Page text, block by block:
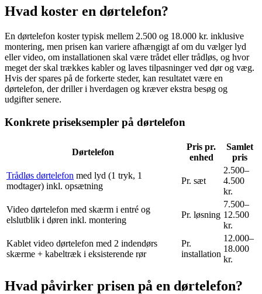
Hvad koster en dørtelefon?
En dørtelefon koster typisk mellem 2.500 og 18.000 kr. inklusive
montering, men prisen kan variere afhængigt af om du vælger lyd
eller video, om installationen skal være trådet eller trådløs, og hvor
meget der skal trækkes kabler og laves tilpasninger ved dør og væg.
Hvis der spares på de forkerte steder, kan resultatet være en
dørtelefon, der driller i hverdagen og kræver ekstra besøg og
udgifter senere.
Konkrete priseksempler på dørtelefon
Dørtelefon
Pris pr.
enhed
Samlet
pris
Trådløs dørtelefon med lyd (1 tryk, 1
modtager) inkl. opsætning
Pr. sæt
2.500–
4.500
kr.
Video dørtelefon med skærm i entré og
elslutblik i døren inkl. montering
Pr. løsning
7.500–
12.500
kr.
Kablet video dørtelefon med 2 indendørs
skærme + kabeltræk i eksisterende rør
Pr.
installation
12.000–
18.000
kr.
Hvad påvirker prisen på en dørtelefon?